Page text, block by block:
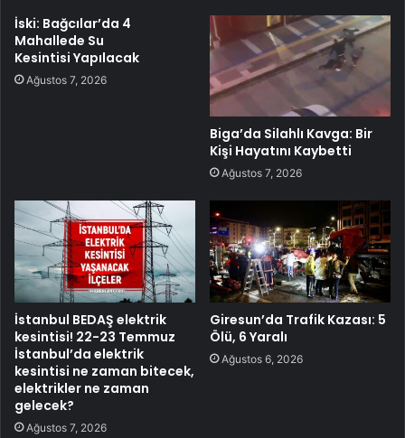
İski: Bağcılar’da 4
Mahallede Su
Kesintisi Yapılacak
Ağustos 7, 2026
Biga’da Silahlı Kavga: Bir
Kişi Hayatını Kaybetti
Ağustos 7, 2026
İstanbul BEDAŞ elektrik
kesintisi! 22-23 Temmuz
İstanbul’da elektrik
kesintisi ne zaman bitecek,
elektrikler ne zaman
gelecek?
Ağustos 7, 2026
Giresun’da Trafik Kazası: 5
Ölü, 6 Yaralı
Ağustos 6, 2026